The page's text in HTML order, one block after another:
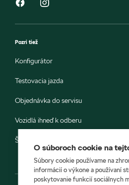
Pozri tiež
Konfigurátor
Testovacia jazda
Objednávka do servisu
Vozidlá ihneď k odberu
Škoda E-shop
O súboroch cookie na
Súbory cookie používame na
informácií o výkone a používaní
poskytovanie funkcií sociálnych